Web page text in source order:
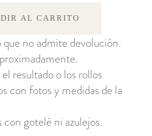
AL CARRITO
no admite devolución.
resultado o los rollos
con fotos y medidas de la
con gotelé ni azulejos.